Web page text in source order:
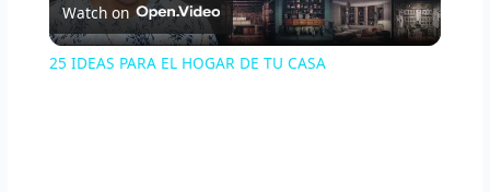
l
Watch on
25 IDEAS PARA EL HOGAR DE TU CASA